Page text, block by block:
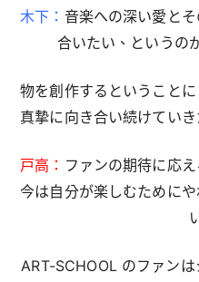
木下： 音楽への深い愛と
合いたい、というの
物を創作するということ
真摯に向き合い続けてい
戸高： ファンの期待に応
今は自分が楽しむために
ART-SCHOOL のファン